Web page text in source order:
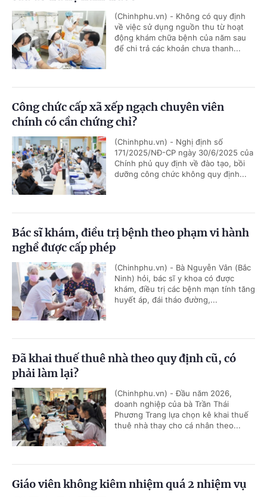
(Chinhphu.vn) - Không có quy định
về việc sử dụng nguồn thu từ hoạt
động khám chữa bệnh của năm sau
để chi trả các khoản chưa thanh...
Công chức cấp xã xếp ngạch chuyên viên
chính có cần chứng chỉ?
(Chinhphu.vn) - Nghị định số
171/2025/NĐ-CP ngày 30/6/2025 của
Chính phủ quy định về đào tạo, bồi
dưỡng công chức không quy định...
Bác sĩ khám, điều trị bệnh theo phạm vi hành
nghề được cấp phép
(Chinhphu.vn) - Bà Nguyễn Vân (Bắc
Ninh) hỏi, bác sĩ y khoa có được
khám, điều trị các bệnh mạn tính tăng
huyết áp, đái tháo đường,...
Đã khai thuế thuê nhà theo quy định cũ, có
phải làm lại?
(Chinhphu.vn) - Đầu năm 2026,
doanh nghiệp của bà Trần Thái
Phương Trang lựa chọn kê khai thuế
thuê nhà thay cho cá nhân theo...
Giáo viên không kiêm nhiệm quá 2 nhiệm vụ